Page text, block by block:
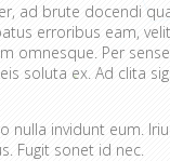
ad brute docendi
erroribus eam,
omnesque. Per
soluta ex. Ad clita
nulla invidunt eum.
Fugit sonet id nec.